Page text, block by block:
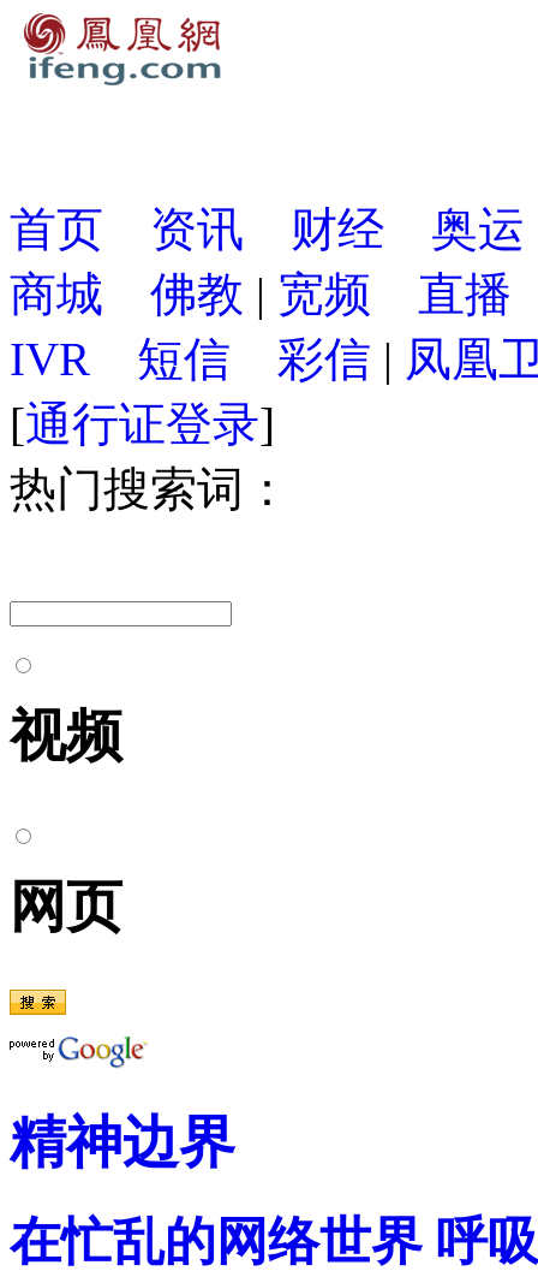
首页 资讯 财经
奥运
商城
佛教 | 宽频
直播
IVR
短信 彩信 | 凤凰
[通行证登录]
热门搜索词：
视频
网页
精神边界
在忙乱的网络世界 呼